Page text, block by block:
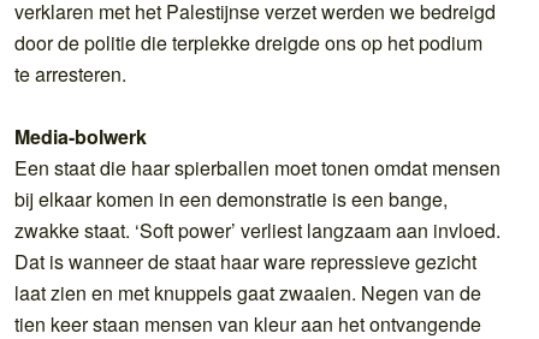
verklaren met het Palestijnse verzet werden we bedreigd
door de politie die terplekke dreigde ons op het podium
te arresteren.
Media-bolwerk
Een staat die haar spierballen moet tonen omdat mensen
bij elkaar komen in een demonstratie is een bange,
zwakke staat. ‘Soft power’ verliest langzaam aan invloed.
Dat is wanneer de staat haar ware repressieve gezicht
laat zien en met knuppels gaat zwaaien. Negen van de
tien keer staan mensen van kleur aan het ontvangende